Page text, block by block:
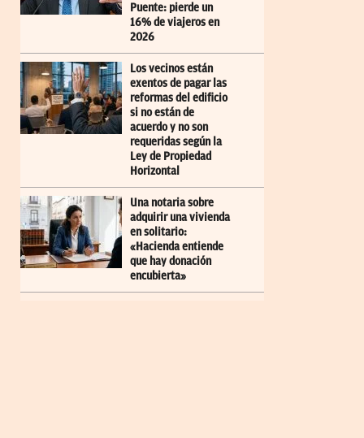
Puente: pierde un
16% de viajeros en
2026
Los vecinos están
exentos de pagar las
reformas del edificio
si no están de
acuerdo y no son
requeridas según la
Ley de Propiedad
Horizontal
Una notaria sobre
adquirir una vivienda
en solitario:
«Hacienda entiende
que hay donación
encubierta»